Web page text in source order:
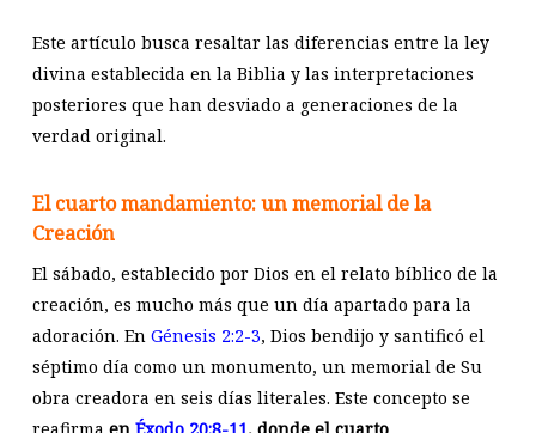
Este artículo busca resaltar las diferencias entre la ley
divina establecida en la Biblia y las interpretaciones
posteriores que han desviado a generaciones de la
verdad original.
El cuarto mandamiento: un memorial de la
Creación
El sábado, establecido por Dios en el relato bíblico de la
creación, es mucho más que un día apartado para la
adoración. En Génesis 2:2-3, Dios bendijo y santificó el
séptimo día como un monumento, un memorial de Su
obra creadora en seis días literales. Este concepto se